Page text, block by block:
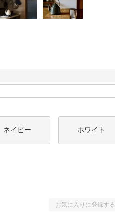
ネイビー ホワイト
お気に入りに登録する